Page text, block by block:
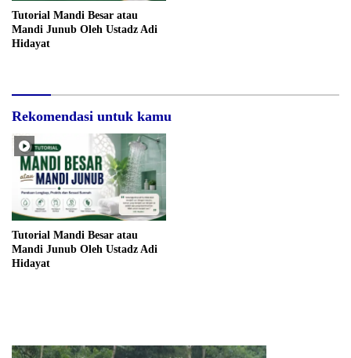
Tutorial Mandi Besar atau
Mandi Junub Oleh Ustadz Adi
Hidayat
Rekomendasi untuk kamu
Tutorial Mandi Besar atau
Mandi Junub Oleh Ustadz Adi
Hidayat